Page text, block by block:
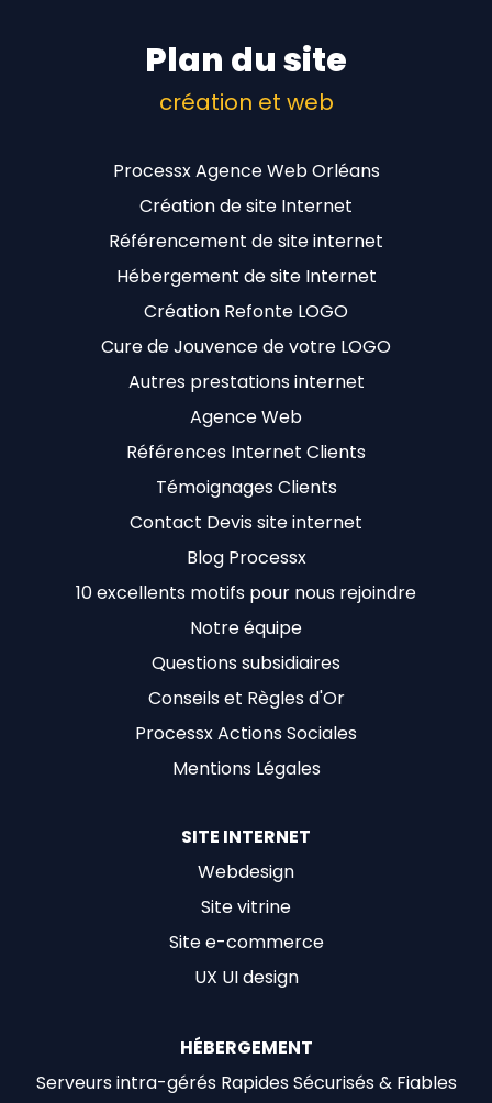
Plan du site
création et web
Processx Agence Web Orléans
Création de site Internet
Référencement de site internet
Hébergement de site Internet
Création Refonte LOGO
Cure de Jouvence de votre LOGO
Autres prestations internet
Agence Web
Références Internet Clients
Témoignages Clients
Contact Devis site internet
Blog Processx
10 excellents motifs pour nous rejoindre
Notre équipe
Questions subsidiaires
Conseils et Règles d'Or
Processx Actions Sociales
Mentions Légales
SITE INTERNET
Webdesign
Site vitrine
Site e-commerce
UX UI design
HÉBERGEMENT
Serveurs intra-gérés Rapides Sécurisés & Fiables